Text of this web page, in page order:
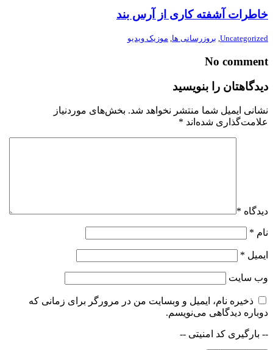
خاطرات آشفته کاری از آرس بند
Uncategorized
, بروزرسانی ها, موزیک ویدیو
No comment
دیدگاهتان را بنویسید
نشانی ایمیل شما منتشر نخواهد شد. بخش‌های موردنیاز
علامت‌گذاری شده‌اند *
دیدگاه *
نام *
ایمیل *
وب‌ سایت
ذخیره نام، ایمیل و وبسایت من در مرورگر برای زمانی که
دوباره دیدگاهی می‌نویسم.
-- بارگیری کد امنیتی --